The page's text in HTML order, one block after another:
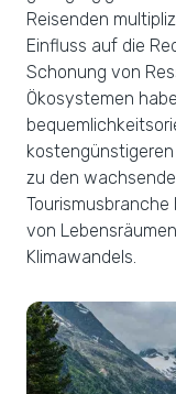
Reisenden
Einfluss auf die
Schonung von
Ökosystemen
zu den
von
Klimawandels.